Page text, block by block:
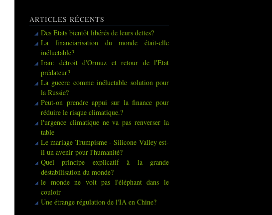
ARTICLES RÉCENTS
Des Etats bientôt libérés de leurs dettes?
La financiarisation du monde était-elle
inéluctable?
Iran: détroit d'Ormuz et retour de l'Etat
prédateur?
La gueere comme inéluctable solution pour
la Russie?
Peut-on prendre appui sur la finance pour
réduire le risque climatique.?
l'urgence climatique ne va pas renverser la
table
Le mariage Trumpisme - Silicone Valley est-
il un avenir pour l'humanité?
Quel principe explicatif à la grande
déstabilisation du monde?
le monde ne voit pas l'éléphant dans le
couloir
Une étrange régulation de l'IA en Chine?